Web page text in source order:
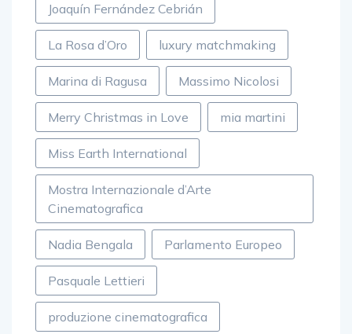
Joaquín Fernández Cebrián
La Rosa d’Oro luxury matchmaking
Marina di Ragusa Massimo Nicolosi
Merry Christmas in Love mia martini
Miss Earth International
Mostra Internazionale d’Arte
Cinematografica
Nadia Bengala Parlamento Europeo
Pasquale Lettieri
produzione cinematografica